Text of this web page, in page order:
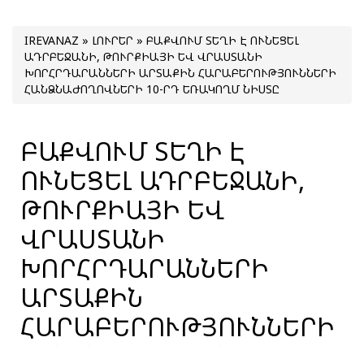
IREVANAZ » ԼՈՒՐԵՐ » ԲԱՔՎՈՒՄ ՏԵՂԻ Է ՈՒՆԵՑԵԼ
ԱԴՐԲԵՋԱՆԻ, ԹՈՒՐՔԻԱՅԻ ԵՎ ՎՐԱՍՏԱՆԻ
ԽՈՐՀՐԴԱՐԱՆՆԵՐԻ ԱՐՏԱՔԻՆ ՀԱՐԱԲԵՐՈՒԹՅՈՒՆՆԵՐԻ
ՀԱՆՁՆԱԺՈՂՈՎՆԵՐԻ 10-ՐԴ ԵՌԱԿՈՂՄ ՆԻՍՏԸ
ԲԱՔՎՈՒՄ ՏԵՂԻ Է
ՈՒՆԵՑԵԼ ԱԴՐԲԵՋԱՆԻ,
ԹՈՒՐՔԻԱՅԻ ԵՎ
ՎՐԱՍՏԱՆԻ
ԽՈՐՀՐԴԱՐԱՆՆԵՐԻ
ԱՐՏԱՔԻՆ
ՀԱՐԱԲԵՐՈՒԹՅՈՒՆՆԵՐԻ